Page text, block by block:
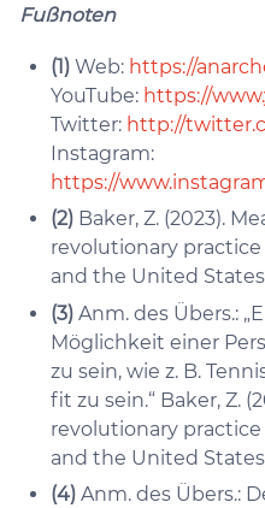
Fußnoten
(1)Web: https://
YouTube: https://
Twitter: http://
Instagram:
https://
(2)Baker, Z. (2023).
revolutionary
and the United
(3)Anm. des Übers.:
Möglichkeit einer
zu sein, wie z. B.
fit zu sein.“ Baker, Z.
revolutionary
and the United States
(4)Anm. des Übers.: